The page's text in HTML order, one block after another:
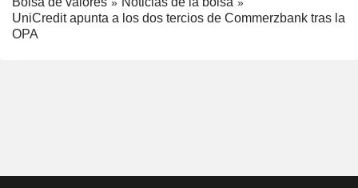
UniCredit apunta a los dos tercios de Commerzbank tras la
OPA